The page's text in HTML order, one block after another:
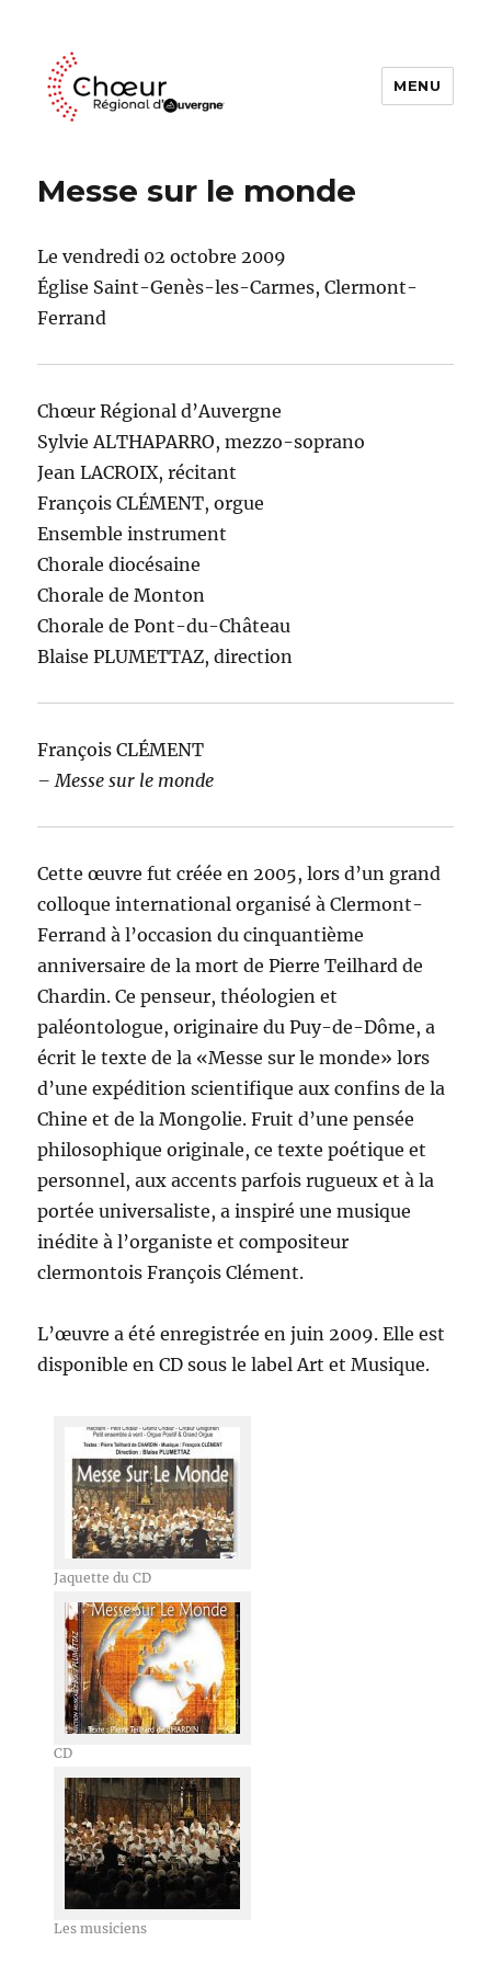
MENU
Messe sur le monde
Le vendredi 02 octobre 2009
Église Saint-Genès-les-Carmes, Clermont-
Ferrand
Chœur Régional d’Auvergne
Sylvie ALTHAPARRO, mezzo-soprano
Jean LACROIX, récitant
François CLÉMENT, orgue
Ensemble instrument
Chorale diocésaine
Chorale de Monton
Chorale de Pont-du-Château
Blaise PLUMETTAZ, direction
François CLÉMENT
– Messe sur le monde
Cette œuvre fut créée en 2005, lors d’un grand
colloque international organisé à Clermont-
Ferrand à l’occasion du cinquantième
anniversaire de la mort de Pierre Teilhard de
Chardin. Ce penseur, théologien et
paléontologue, originaire du Puy-de-Dôme, a
écrit le texte de la «Messe sur le monde» lors
d’une expédition scientifique aux confins de la
Chine et de la Mongolie. Fruit d’une pensée
philosophique originale, ce texte poétique et
personnel, aux accents parfois rugueux et à la
portée universaliste, a inspiré une musique
inédite à l’organiste et compositeur
clermontois François Clément.
L’œuvre a été enregistrée en juin 2009. Elle est
disponible en CD sous le label Art et Musique.
Jaquette du CD
CD
Les musiciens